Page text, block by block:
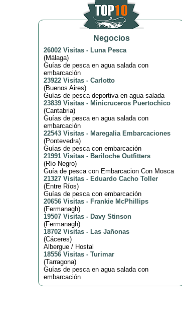
Negocios
26002 Visitas - Luna Pesca
(Málaga)
Guías de pesca en agua salada con
embarcación
23922 Visitas - Carlotto
(Buenos Aires)
Guías de pesca deportiva en agua salada
23839 Visitas - Minicruceros Puertochico
(Cantabria)
Guías de pesca en agua salada con
embarcación
22543 Visitas - Maregalia Embarcaciones
(Pontevedra)
Guías de pesca con embarcación
21991 Visitas - Bariloche Outfitters
(Río Negro)
Guía de pesca con Embarcacion Con Mosca
21327 Visitas - Eduardo Cacho Toller
(Entre Ríos)
Guías de pesca con embarcación
20656 Visitas - Frankie McPhillips
(Fermanagh)
19507 Visitas - Davy Stinson
(Fermanagh)
18702 Visitas - Las Jañonas
(Cáceres)
Albergue / Hostal
18556 Visitas - Turimar
(Tarragona)
Guías de pesca en agua salada con
embarcación